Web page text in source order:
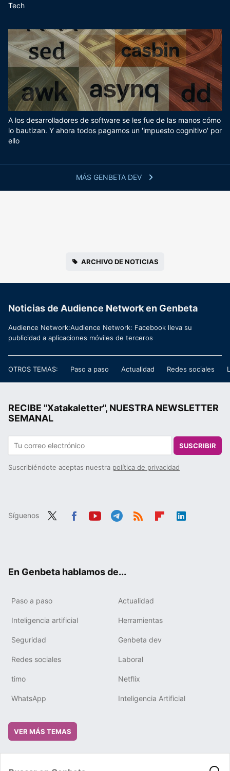
MÁS GENBETA DEV
Tech
A los desarrolladores de software se les fue de las manos cómo
lo bautizan. Y ahora todos pagamos un 'impuesto cognitivo' por
ello
ARCHIVO DE NOTICIAS
Noticias de Audience Network en Genbeta
Audience Network:Audience Network: Facebook lleva su
publicidad a aplicaciones móviles de terceros
OTROS TEMAS: Paso a paso Actualidad Redes sociales
RECIBE "Xatakaletter", NUESTRA NEWSLETTER
SEMANAL
SUSCRIBIR
Suscribiéndote aceptas nuestra política de privacidad
Síguenos
En Genbeta hablamos de...
Paso a paso Actualidad
Inteligencia artificial Herramientas
Seguridad Genbeta dev
Redes sociales Laboral
timo Netflix
WhatsApp Inteligencia Artificial
VER MÁS TEMAS